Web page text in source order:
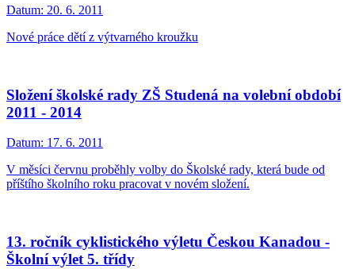
Datum: 20. 6. 2011
Nové práce dětí z výtvarného kroužku
Složení školské rady ZŠ Studená na volební období
2011 - 2014
Datum: 17. 6. 2011
V měsíci červnu proběhly volby do Školské rady, která bude od
příštího školního roku pracovat v novém složení.
13. ročník cyklistického výletu Českou Kanadou -
Školní výlet 5. třídy